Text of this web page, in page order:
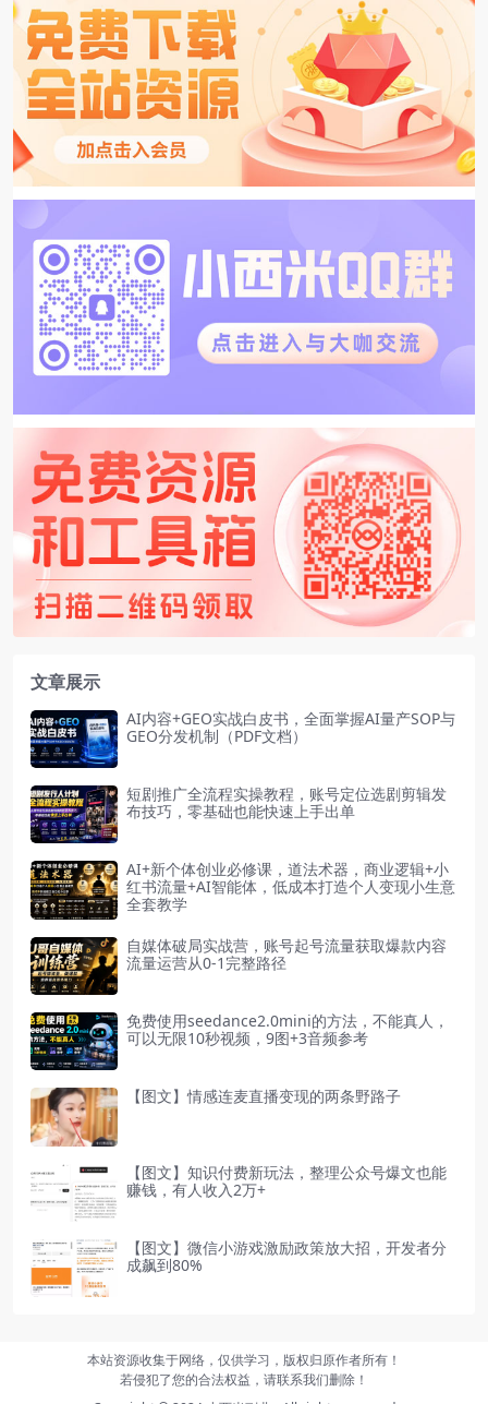
文章展示
AI内容+GEO实战白皮书，全面掌握AI量产SOP与
GEO分发机制（PDF文档）
短剧推广全流程实操教程，账号定位选剧剪辑发
布技巧，零基础也能快速上手出单
AI+新个体创业必修课，道法术器，商业逻辑+小
红书流量+AI智能体，低成本打造个人变现小生意
全套教学
自媒体破局实战营，账号起号流量获取爆款内容
流量运营从0-1完整路径
免费使用seedance2.0mini的方法，不能真人，
可以无限10秒视频，9图+3音频参考
【图文】情感连麦直播变现的两条野路子
【图文】知识付费新玩法，整理公众号爆文也能
赚钱，有人收入2万+
【图文】微信小游戏激励政策放大招，开发者分
成飙到80%
本站资源收集于网络，仅供学习，版权归原作者所有！
若侵犯了您的合法权益，请联系我们删除！